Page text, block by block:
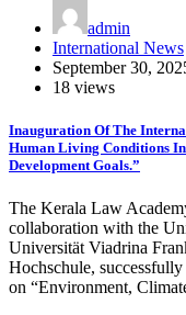
admin
International News
September 30,
18 views
Inauguration Of The
Human Living Conditions
Development Goals.”
The Kerala Law
collaboration with the
Universität Viadrina
Hochschule,
on “Environment,